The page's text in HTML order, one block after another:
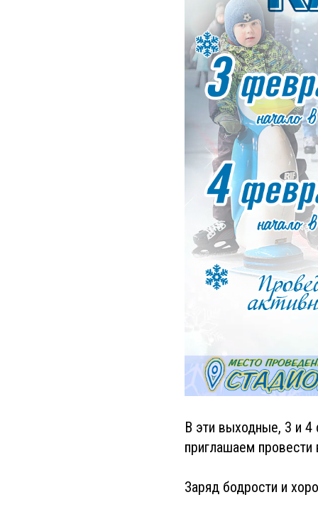
В эти выходные, 3 и 4
приглашаем провести
Заряд бодрости и